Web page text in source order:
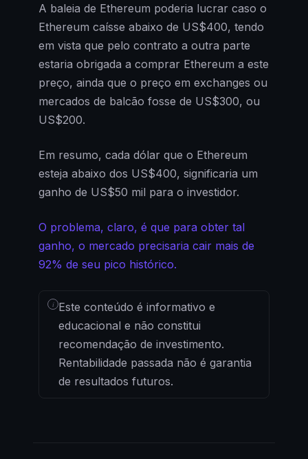
A baleia de Ethereum poderia lucrar caso o
Ethereum caísse abaixo de US$400, tendo
em vista que pelo contrato a outra parte
estaria obrigada a comprar Ethereum a este
preço, ainda que o preço em exchanges ou
mercados de balcão fosse de US$300, ou
US$200.
Em resumo, cada dólar que o Ethereum
esteja abaixo dos US$400, significaria um
ganho de US$50 mil para o investidor.
O problema, claro, é que para obter tal
ganho, o mercado precisaria cair mais de
92% de seu pico histórico.
i Este conteúdo é informativo e
educacional e não constitui
recomendação de investimento.
Rentabilidade passada não é garantia
de resultados futuros.